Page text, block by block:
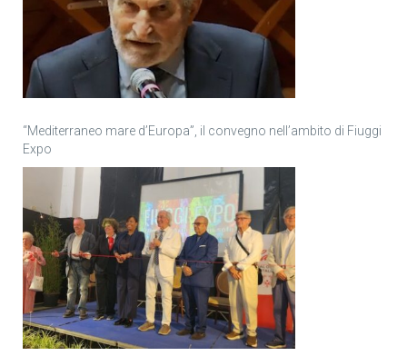
“Mediterraneo mare d’Europa”, il convegno nell’ambito di Fiuggi
Expo